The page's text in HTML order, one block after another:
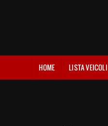
HOME LISTA VEICOLI